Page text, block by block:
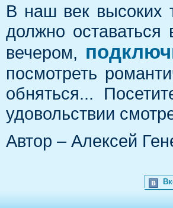
В наш век высоких
должно
вечером,
посмотреть
обняться...
удовольствии
Автор – Алексей